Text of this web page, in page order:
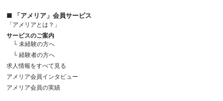
■ 「アメリア」会員サービス
「アメリアとは？」
サービスのご案内
└ 未経験の方へ
└ 経験者の方へ
求人情報をすべて見る
アメリア会員インタビュー
アメリア会員の実績